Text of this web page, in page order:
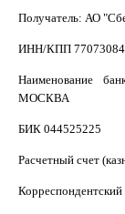
Получатель: АО
ИНН/КПП
Наименование
МОСКВА
БИК 044525225
Расчетный счет